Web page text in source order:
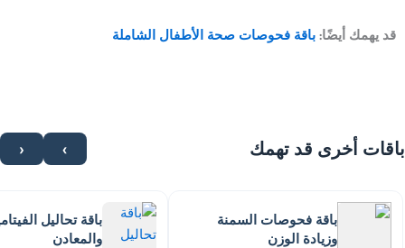
قد يهمك أيضًا: باقة فحوصات صحة الأطفال الشاملة
باقات أخرى قد تهمك ›
‹
باقة فحوصات السمنة
وزيادة الوزن
باقة تحاليل
والمعادن